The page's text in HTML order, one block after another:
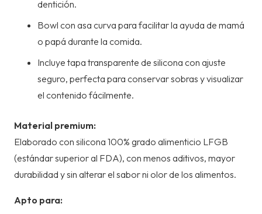
dentición.
Bowl con asa curva para facilitar la ayuda de mamá
o papá durante la comida.
Incluye tapa transparente de silicona con ajuste
seguro, perfecta para conservar sobras y visualizar
el contenido fácilmente.
Material premium:
Elaborado con silicona 100% grado alimenticio LFGB
(estándar superior al FDA), con menos aditivos, mayor
durabilidad y sin alterar el sabor ni olor de los alimentos.
Apto para: